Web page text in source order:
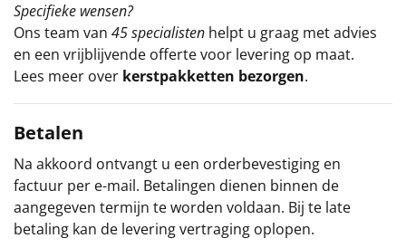
Specifieke wensen?
Ons team van 45 specialisten helpt u graag met advies
en een vrijblijvende offerte voor levering op maat.
Lees meer over kerstpakketten bezorgen.
Betalen
Na akkoord ontvangt u een orderbevestiging en
factuur per e-mail. Betalingen dienen binnen de
aangegeven termijn te worden voldaan. Bij te late
betaling kan de levering vertraging oplopen.